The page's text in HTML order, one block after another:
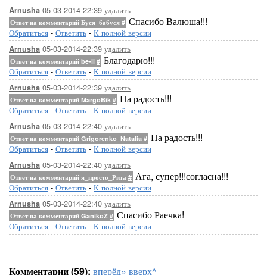
Arnusha 05-03-2014-22:39 удалить
Ответ на комментарий Буся_бабуся # Спасибо Валюша!!!
Обратиться - Ответить - К полной версии
Arnusha 05-03-2014-22:39 удалить
Ответ на комментарий be-ll # Благодарю!!!
Обратиться - Ответить - К полной версии
Arnusha 05-03-2014-22:39 удалить
Ответ на комментарий MargoBik # На радость!!!
Обратиться - Ответить - К полной версии
Arnusha 05-03-2014-22:40 удалить
Ответ на комментарий Grigorenko_Natalia # На радость!!!
Обратиться - Ответить - К полной версии
Arnusha 05-03-2014-22:40 удалить
Ответ на комментарий я_просто_Рита # Ага, супер!!!согласна!!!
Обратиться - Ответить - К полной версии
Arnusha 05-03-2014-22:40 удалить
Ответ на комментарий GanikoZ # Спасибо Раечка!
Обратиться - Ответить - К полной версии
Комментарии (59): вперёд» вверх^